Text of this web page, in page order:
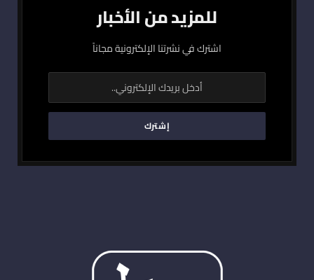
للمزيد من الأخبار
اشترك في نشرتنا الإلكترونية مجاناً